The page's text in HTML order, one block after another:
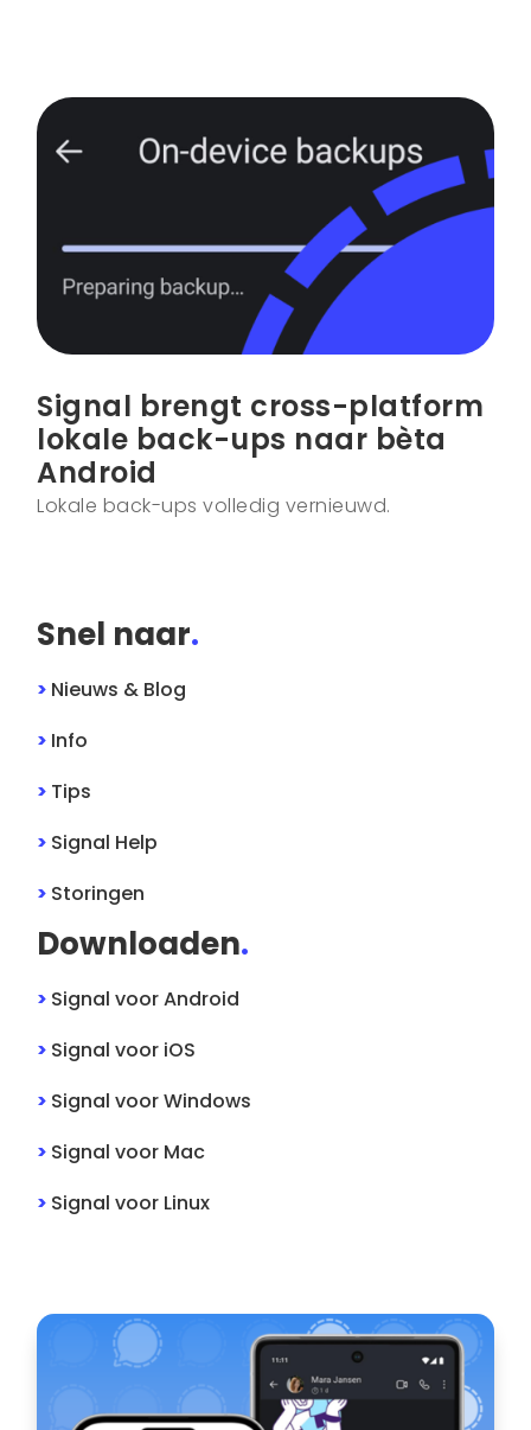
Signal brengt cross-platform
lokale back-ups naar bèta
Android
Lokale back-ups volledig vernieuwd.
Snel naar.
> Nieuws & Blog
> Info
> Tips
> Signal Help
> Storingen
Downloaden.
> SignalvoorAndroid
> Signalvoor iOS
> SignalvoorWindows
> Signalvoor Mac
> Signalvoor Linux